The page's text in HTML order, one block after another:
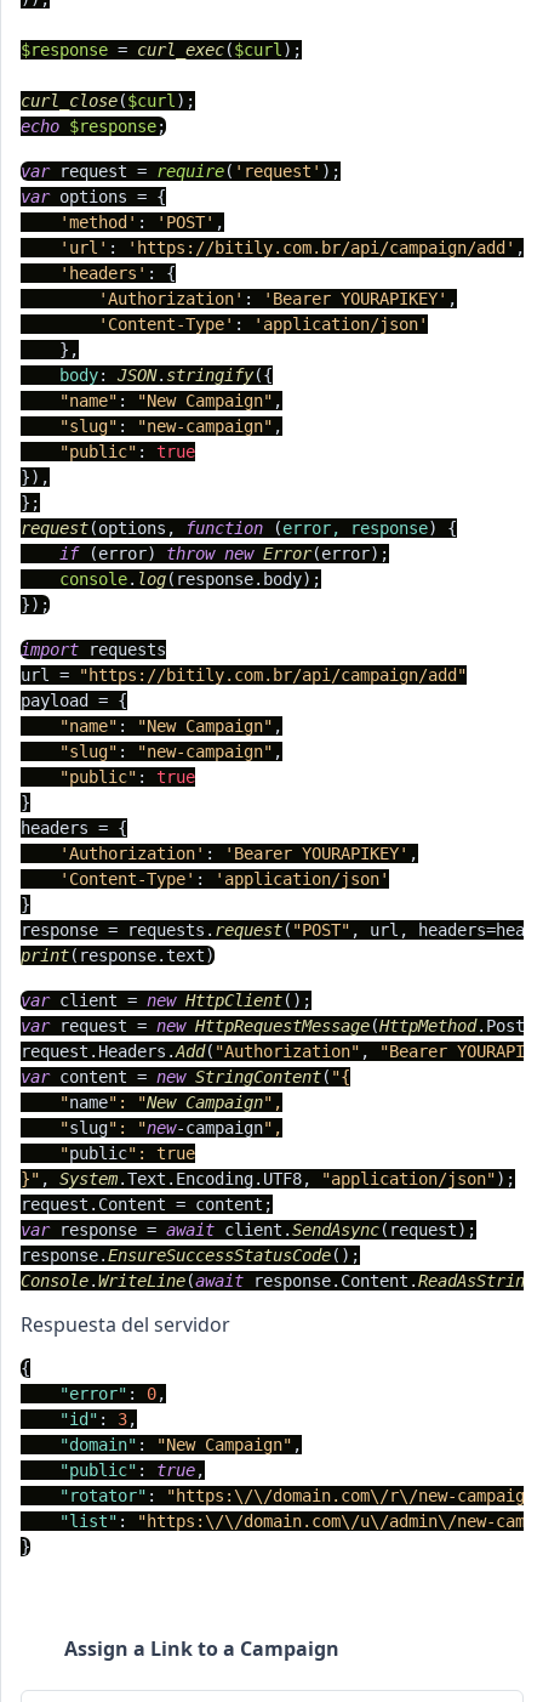
$response = curl_exec($curl );
curl_close($curl
echo $response;
var request = require( 'request'
var options = {
'method' : 'POST' ,
'url' : 'https://bitily.com.br/api/campaign/add' ,
'headers' : {
'Authorization' : 'Bearer YOURAPIKEY' ,
'Content-Type' :
'application/json'
    },
body: JSON. stringify({
"name" : "New Campaign" ,
"slug" : "new-campaign" ,
"public" : true
}),
request(options, function (error, response) {
if (error) throw new Error(error);
console. log(response. body);
});
import requests
url =
"https://bitily.com.br/api/campaign/add"
payload = {
"name" : "New Campaign" ,
"slug" : "new-campaign" ,
"public" : true
}
headers = {
'Authorization' : 'Bearer YOURAPIKEY' ,
'Content-Type' :
'application/json'
}
response = requests. request( "POST"
print(response.text
var client = new HttpClient
var request = new HttpRequestMessage(HttpMethod. Post
request. Headers .Add( "Authorization" ,
"Bearer
var content = new StringContent( "{
    "
name": "New Campaign",
    "
slug": "new-campaign",
    "
public": true
}" , System.Text . Encoding. UTF8, "application/json");
request. Content
var response = await client.SendAsync(request);
response.EnsureSuccessStatusCode
Console.WriteLine(await response. Content .
Respuesta del servidor
{
"error" : 0,
"id" : 3,
"domain" : "New Campaign" ,
"public" : true,
"rotator" :
"https:\/\/domain.com\/r\/new-campaign"
"list" :
"https:\/\/domain.com\/u\/admin\/new-
}
Assign a Link to a Campaign